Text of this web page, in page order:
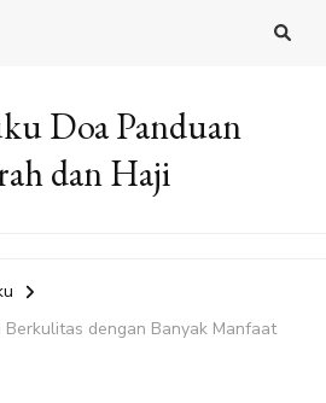
Doa Panduan
dan Haji
Berkulitas dengan Banyak Manfaat